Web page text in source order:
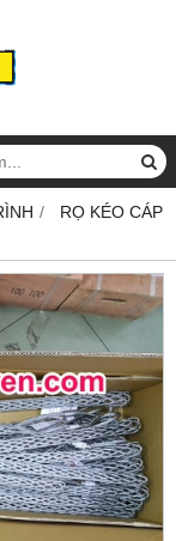
RỌ KÉO CÁP